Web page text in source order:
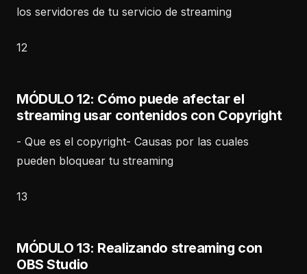
los servidores de tu servicio de streaming
12
MÓDULO 12: Cómo puede afectar el
streaming usar contenidos con Copyright
- Que es el copyright- Causas por las cuales
pueden bloquear tu streaming
13
MÓDULO 13: Realizando streaming con
OBS Studio